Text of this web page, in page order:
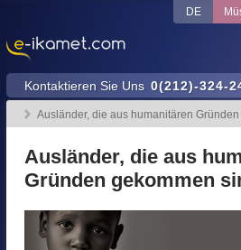
Kontaktieren Sie Uns 0(212)-324-
DE
Ausländer, die aus humanitären
Ausländer, die aus
Gründen gekommen